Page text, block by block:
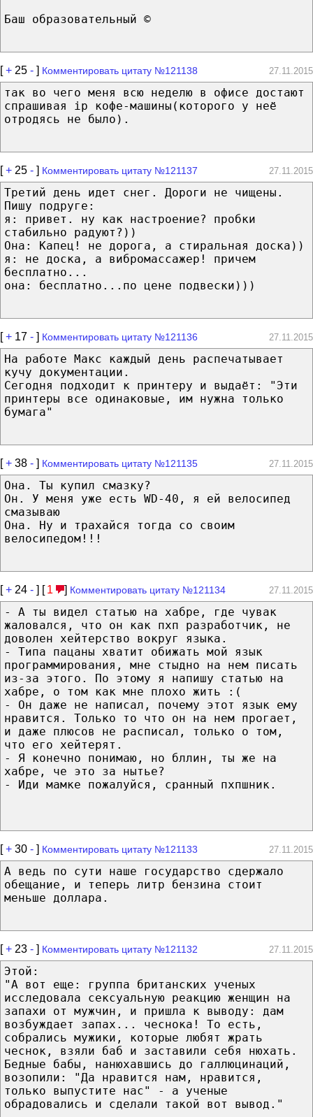
Баш образовательный ©
[+ 25 - ] Комментировать цитату №121138 27.11.2015
так во чего меня всю неделю в офисе достают
спрашивая ip кофе-машины(которого у неё
отродясь не было).
[+ 25 - ] Комментировать цитату №121137 27.11.2015
Третий день идет снег. Дороги не чищены.
Пишу подруге:
я: привет. ну как настроение? пробки
стабильно радуют?))
Она: Капец! не дорога, а стиральная доска))
я: не доска, а вибромассажер! причем
бесплатно...
она: бесплатно...по цене подвески)))
[+ 17 - ] Комментировать цитату №121136 27.11.2015
На работе Макс каждый день распечатывает
кучу документации.
Сегодня подходит к принтеру и выдаёт: "Эти
принтеры все одинаковые, им нужна только
бумага"
[+ 38 - ] Комментировать цитату №121135 27.11.2015
Она. Ты купил смазку?
Он. У меня уже есть WD-40, я ей велосипед
смазываю
Она. Ну и трахайся тогда со своим
велосипедом!!!
[+ 24 - ] [ 1 ] Комментировать цитату №121134 27.11.2015
- А ты видел статью на хабре, где чувак
жаловался, что он как пхп разработчик, не
доволен хейтерство вокруг языка.
- Типа пацаны хватит обижать мой язык
программирования, мне стыдно на нем писать
из-за этого. По этому я напишу статью на
хабре, о том как мне плохо жить :(
- Он даже не написал, почему этот язык ему
нравится. Только то что он на нем прогает,
и даже плюсов не расписал, только о том,
что его хейтерят.
- Я конечно понимаю, но бллин, ты же на
хабре, че это за нытье?
- Иди мамке пожалуйся, сранный пхпшник.
[+ 30 - ] Комментировать цитату №121133 27.11.2015
А ведь по сути наше государство сдержало
обещание, и теперь литр бензина стоит
меньше доллара.
[+ 23 - ] Комментировать цитату №121132 27.11.2015
Этой:
"А вот еще: группа британских ученых
исследовала сексуальную реакцию женщин на
запахи от мужчин, и пришла к выводу: дам
возбуждает запах... чеснока! То есть,
собрались мужики, которые любят жрать
чеснок, взяли баб и заставили себя нюхать.
Бедные бабы, нанюхавшись до галлюцинаций,
возопили: "Да нравится нам, нравится,
только выпустите нас" - а ученые
обрадовались и сделали такой вот вывод."